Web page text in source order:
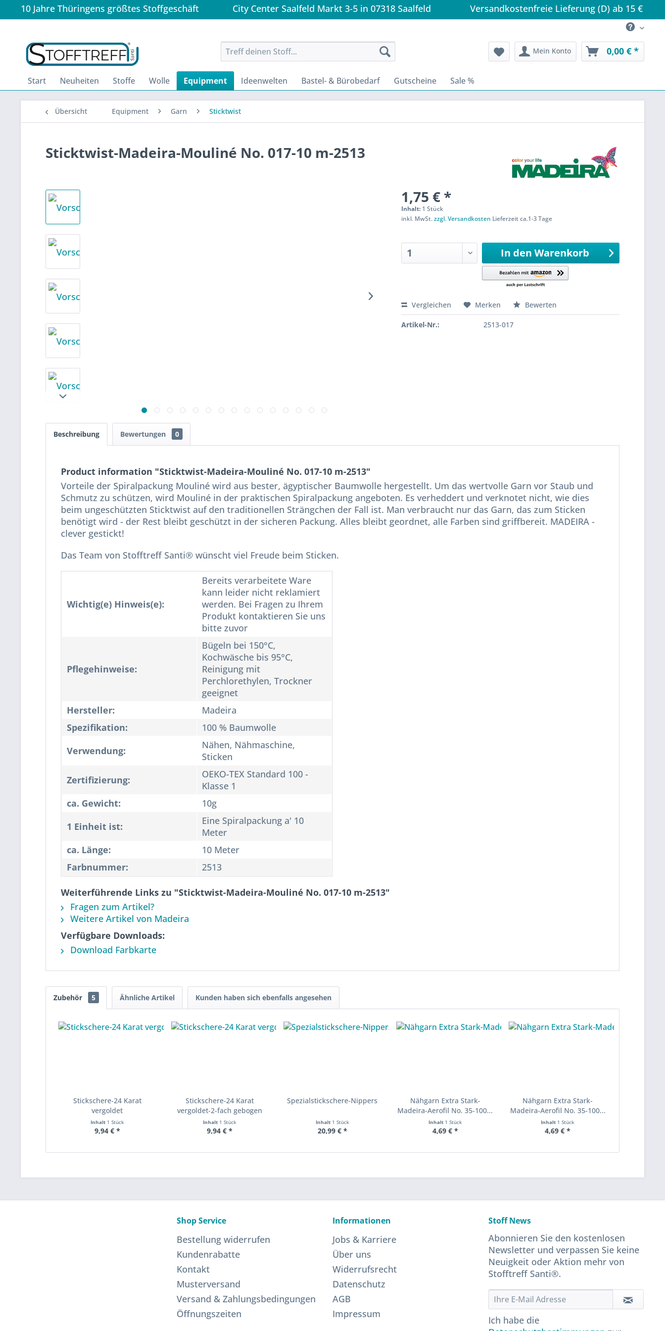
10 Jahre Thüringens größtes Stoffgeschäft City Center Saalfeld Markt 3-5 in 07318 Saalfeld Versandkostenfreie Lieferung (D) ab 15 €
Mein Konto 0,00 € *
Start Neuheiten Stoffe Wolle Equipment Ideenwelten Bastel- & Bürobedarf Gutscheine Sale %
Übersicht Equipment Garn Sticktwist
Sticktwist-Madeira-Mouliné No. 017-10 m-2513
1,75 € *
Inhalt: 1 Stück
inkl. MwSt.zzgl. Versandkosten Lieferzeit ca.1-3 Tage
In den Warenkorb
Vergleichen Merken Bewerten
Artikel-Nr.: 2513-017
Beschreibung Bewertungen 0
Product information "Sticktwist-Madeira-Mouliné No. 017-10 m-2513"
Vorteile der Spiralpackung Mouliné wird aus bester, ägyptischer Baumwolle hergestellt. Um das wertvolle Garn vor Staub und
Schmutz zu schützen, wird Mouliné in der praktischen Spiralpackung angeboten. Es verheddert und verknotet nicht, wie dies
beim ungeschützten Sticktwist auf den traditionellen Strängchen der Fall ist. Man verbraucht nur das Garn, das zum Sticken
benötigt wird - der Rest bleibt geschützt in der sicheren Packung. Alles bleibt geordnet, alle Farben sind griffbereit. MADEIRA -
clever gestickt!
Das Team von Stofftreff Santi® wünscht viel Freude beim Sticken.
Wichtig(e) Hinweis(e):
Bereits verarbeitete Ware
kann leider nicht reklamiert
werden. Bei Fragen zu Ihrem
Produkt kontaktieren Sie uns
bitte zuvor
Pflegehinweise:
Bügeln bei 150°C,
Kochwäsche bis 95°C,
Reinigung mit
Perchlorethylen, Trockner
geeignet
Hersteller:
Madeira
Spezifikation:
100 % Baumwolle
Verwendung:
Nähen, Nähmaschine,
Sticken
Zertifizierung:
OEKO-TEX Standard 100 -
Klasse 1
ca. Gewicht:
10g
1 Einheit ist:
Eine Spiralpackung a' 10
Meter
ca. Länge:
10 Meter
Farbnummer:
2513
Weiterführende Links zu "Sticktwist-Madeira-Mouliné No. 017-10 m-2513"
Fragen zum Artikel?
Weitere Artikel von Madeira
Verfügbare Downloads:
Download Farbkarte
Zubehör 5 Ähnliche Artikel Kunden haben sich ebenfalls angesehen
Stickschere-24 Karat
vergoldet
Inhalt 1 Stück
9,94 € *
Stickschere-24 Karat
vergoldet-2-fach gebogen
Inhalt 1 Stück
9,94 € *
Spezialstickschere-Nippers
Inhalt 1 Stück
20,99 € *
Nähgarn Extra Stark-
Madeira-Aerofil No. 35-100...
Inhalt 1 Stück
4,69 € *
Nähgarn Extra Stark-
Madeira-Aerofil No. 35-100...
Inhalt 1 Stück
4,69 € *
Shop Service
Bestellung widerrufen
Kundenrabatte
Kontakt
Musterversand
Versand & Zahlungsbedingungen
Öffnungszeiten
Informationen
Jobs & Karriere
Über uns
Widerrufsrecht
Datenschutz
AGB
Impressum
Stoff News
Abonnieren Sie den kostenlosen
Newsletter und verpassen Sie keine
Neuigkeit oder Aktion mehr von
Stofftreff Santi®.
Ich habe die